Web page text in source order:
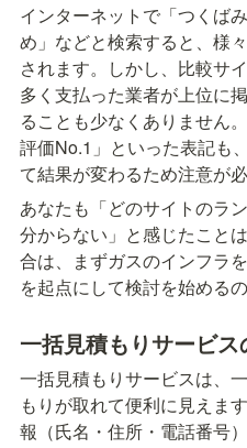
インターネットで「つくば
め」などと検索すると、様
されます。しかし、比較サ
多く支払った業者が上位に
ることも少なくありません
評価No.1」といった表記も
て結果が変わるため注意が必
あなたも「どのサイトのラ
分からない」と感じたこと
合は、まずガスのインフラ
を起点にして検討を始める
一括見積もりサービス
一括見積もりサービスは、
もりが取れて便利に見えま
報（氏名・住所・電話番号